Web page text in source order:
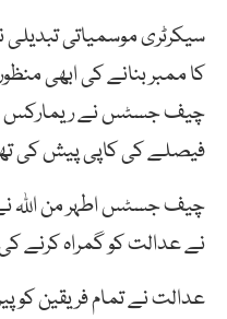
سیکرٹری موسمیاتی تبدیلی
کا ممبر بنانے کی ابھی
چیف جسٹس نے ریمارکس
فیصلے کی کاپی پیش کی
چیف جسٹس اطہر من اللہ
نے عدالت کو گمراہ کرنے
عدالت نے تمام فریقین کو